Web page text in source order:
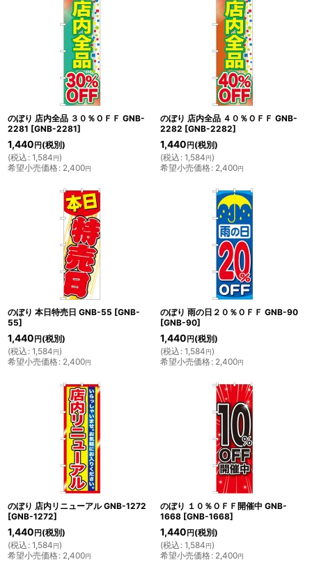
のぼり 店内全品 ３０％ＯＦＦ GNB-
2281 [GNB-2281]
1,440 円 (税別)
(税込 : 1,584円)
希望小売価格: 2,400円
のぼり 店内全品 ４０％ＯＦＦ GNB-
2282 [GNB-2282]
1,440 円 (税別)
(税込 : 1,584円)
希望小売価格: 2,400円
のぼり 本日特売日 GNB-55 [GNB-
55]
1,440 円 (税別)
(税込 : 1,584円)
希望小売価格: 2,400円
のぼり 雨の日２０％ＯＦＦ GNB-90
[GNB-90]
1,440 円 (税別)
(税込 : 1,584円)
希望小売価格: 2,400円
のぼり 店内リニューアル GNB-1272
[GNB-1272]
1,440 円 (税別)
(税込 : 1,584円)
希望小売価格: 2,400円
のぼり １０％ＯＦＦ開催中 GNB-
1668 [GNB-1668]
1,440 円 (税別)
(税込 : 1,584円)
希望小売価格: 2,400円